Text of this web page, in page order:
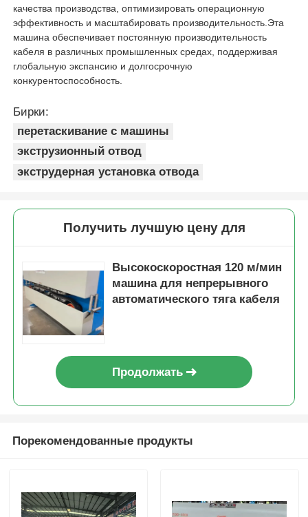
качества производства, оптимизировать операционную
эффективность и масштабировать производительность.Эта
машина обеспечивает постоянную производительность
кабеля в различных промышленных средах, поддерживая
глобальную экспансию и долгосрочную
конкурентоспособность.
Бирки:
перетаскивание с машины
экструзионный отвод
экструдерная установка отвода
Получить лучшую цену для
Высокоскоростная 120 м/мин
машина для непрерывного
автоматического тяга кабеля
Продолжать
Порекомендованные продукты